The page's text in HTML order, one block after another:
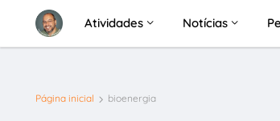
Atividades Notícias
Página inicial bioenergia